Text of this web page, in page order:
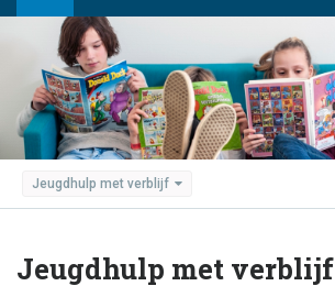
Jeugdhulp met verblijf
Jeugdhulp met verblijf